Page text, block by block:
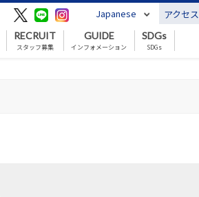
Japanese アクセス
RECRUIT
スタッフ募集
GUIDE
インフォメーション
SDGs
SDGs